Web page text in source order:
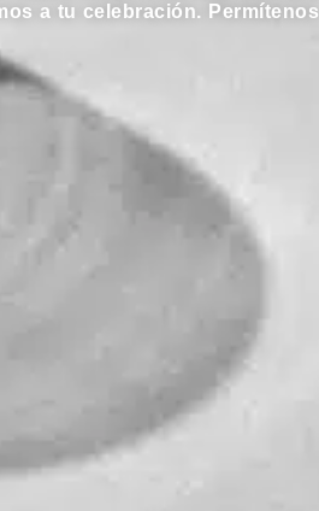
a tu celebración. Permítenos